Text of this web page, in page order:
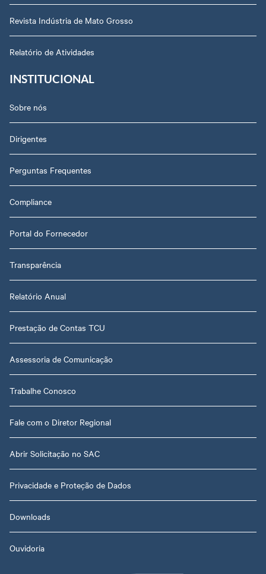
Revista Indústria de Mato Grosso
Relatório de Atividades
INSTITUCIONAL
Sobre nós
Dirigentes
Perguntas Frequentes
Compliance
Portal do Fornecedor
Transparência
Relatório Anual
Prestação de Contas TCU
Assessoria de Comunicação
Trabalhe Conosco
Fale com o Diretor Regional
Abrir Solicitação no SAC
Privacidade e Proteção de Dados
Downloads
Ouvidoria